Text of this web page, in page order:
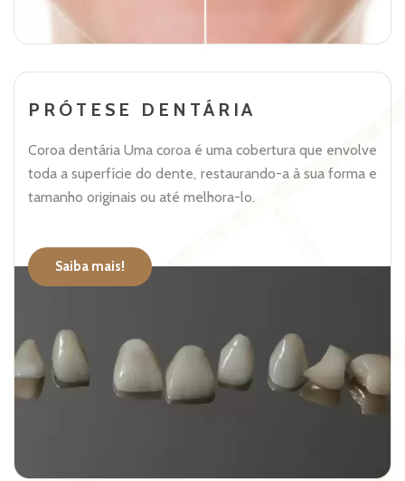
PRÓTESE DENTÁRIA
Coroa dentária Uma coroa é uma cobertura que envolve
toda a superfície do dente, restaurando-a à sua forma e
tamanho originais ou até melhora-lo.
Saiba mais!